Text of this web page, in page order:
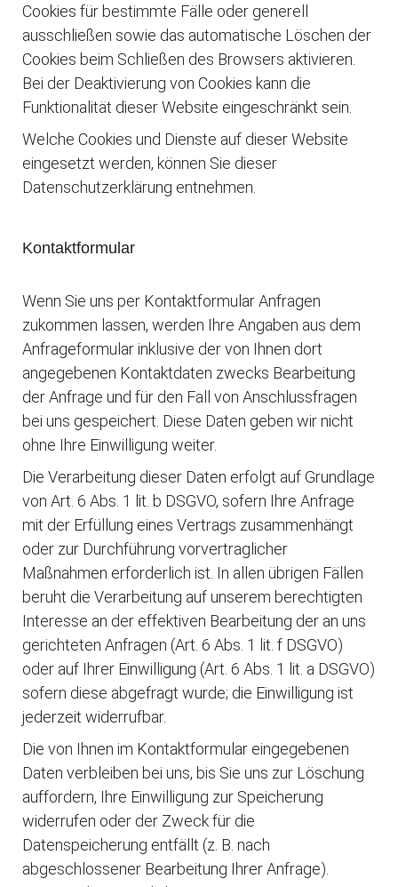
Cookies für bestimmte Fälle oder generell
ausschließen sowie das automatische Löschen der
Cookies beim Schließen des Browsers aktivieren.
Bei der Deaktivierung von Cookies kann die
Funktionalität dieser Website eingeschränkt sein.
Welche Cookies und Dienste auf dieser Website
eingesetzt werden, können Sie dieser
Datenschutzerklärung entnehmen.
Kontaktformular
Wenn Sie uns per Kontaktformular Anfragen
zukommen lassen, werden Ihre Angaben aus dem
Anfrageformular inklusive der von Ihnen dort
angegebenen Kontaktdaten zwecks Bearbeitung
der Anfrage und für den Fall von Anschlussfragen
bei uns gespeichert. Diese Daten geben wir nicht
ohne Ihre Einwilligung weiter.
Die Verarbeitung dieser Daten erfolgt auf Grundlage
von Art. 6 Abs. 1 lit. b DSGVO, sofern Ihre Anfrage
mit der Erfüllung eines Vertrags zusammenhängt
oder zur Durchführung vorvertraglicher
Maßnahmen erforderlich ist. In allen übrigen Fällen
beruht die Verarbeitung auf unserem berechtigten
Interesse an der effektiven Bearbeitung der an uns
gerichteten Anfragen (Art. 6 Abs. 1 lit. f DSGVO)
oder auf Ihrer Einwilligung (Art. 6 Abs. 1 lit. a DSGVO)
sofern diese abgefragt wurde; die Einwilligung ist
jederzeit widerrufbar.
Die von Ihnen im Kontaktformular eingegebenen
Daten verbleiben bei uns, bis Sie uns zur Löschung
auffordern, Ihre Einwilligung zur Speicherung
widerrufen oder der Zweck für die
Datenspeicherung entfällt (z. B. nach
abgeschlossener Bearbeitung Ihrer Anfrage).